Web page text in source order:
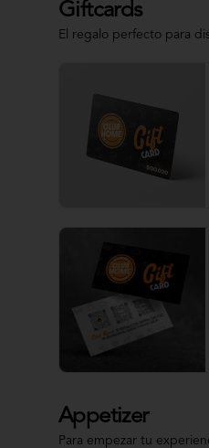
Giftcards
El regalo perfecto para
Appetizer
Para empezar tu